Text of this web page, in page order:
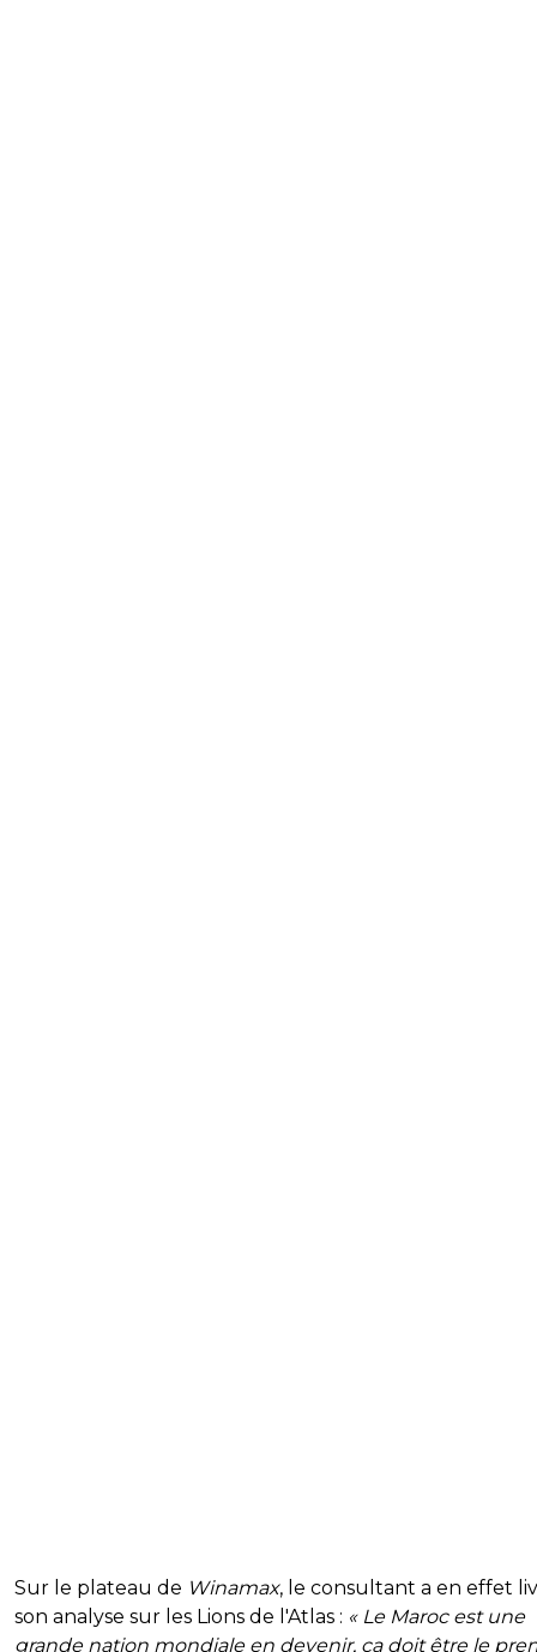
Sur le plateau de Winamax, le consultant a en effet
son analyse sur les Lions de l'Atlas : « Le Maroc est une
grande nation mondiale en devenir, ça doit être le